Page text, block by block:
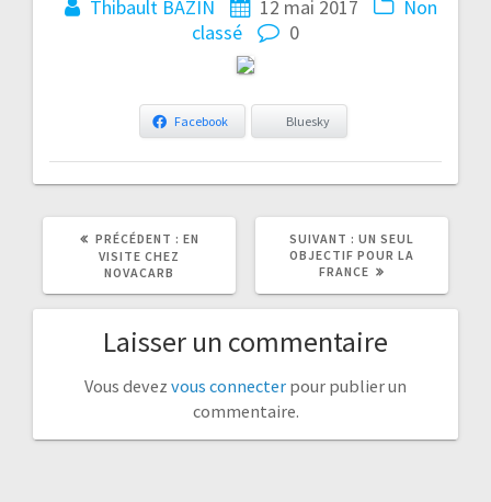
Thibault BAZIN 12 mai 2017
Non
classé
0
Facebook Bluesky
PRÉCÉDENT :
ARTICLE
PRÉCÉDENT
EN
VISITE CHEZ
NOVACARB
SUIVANT :
ARTICLE
SUIVANT
UN SEUL
OBJECTIF POUR LA
FRANCE
Laisser un commentaire
Vous devez vous connecter pour publier un
commentaire.